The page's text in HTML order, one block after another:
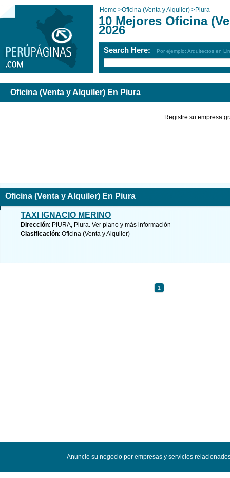
Home >Oficina (Venta y Alquiler) >Piura
10 Mejores Oficina
2026
Search Here: Por ejemplo: Arquitectos en
Oficina (Venta y Alquiler) En Piura
Registre su empresa
Oficina (Venta y Alquiler) En Piura
TAXI IGNACIO MERINO
Dirección: PIURA, Piura. Ver plano y más información
Clasificación: Oficina (Venta y Alquiler)
1
Anuncie su negocio por empresas y servicios